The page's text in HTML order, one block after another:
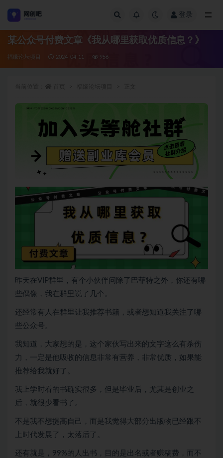
登录
某公众号付费文章《我从哪里获取优质信息？》
福缘论坛项目 2024-04-11 956
昨天在VIP群里，有个小伙伴问除了巴菲特之外，你还有哪
些偶像，我在群里说了几个。
还经常有人在群里让我推荐书籍，或者想知道我关注了哪
些公众号。
我知道，大家想的是，这个家伙写出来的文字这么有杀伤
力，一定是他吸收的信息非常有营养，非常优质，如果能
推荐给我就好了。
我上学时看的书确实很多，但是毕业后，尤其是创业之
后，就很少看书了。
不是我不想提高自己，而是我觉得大部分出版物已经跟不
上时代发展了，太落后了。
还有就是，99%的人出书，目的是出名或者赚稿费，而不